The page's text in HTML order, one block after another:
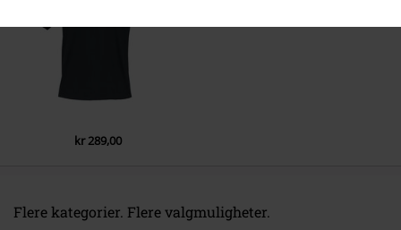
kr 289,00
Flere kategorier. Flere valgmuligheter.